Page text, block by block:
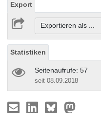
Export
Exportieren als ...
Statistiken
Seitenaufrufe: 57
seit 08.09.2018